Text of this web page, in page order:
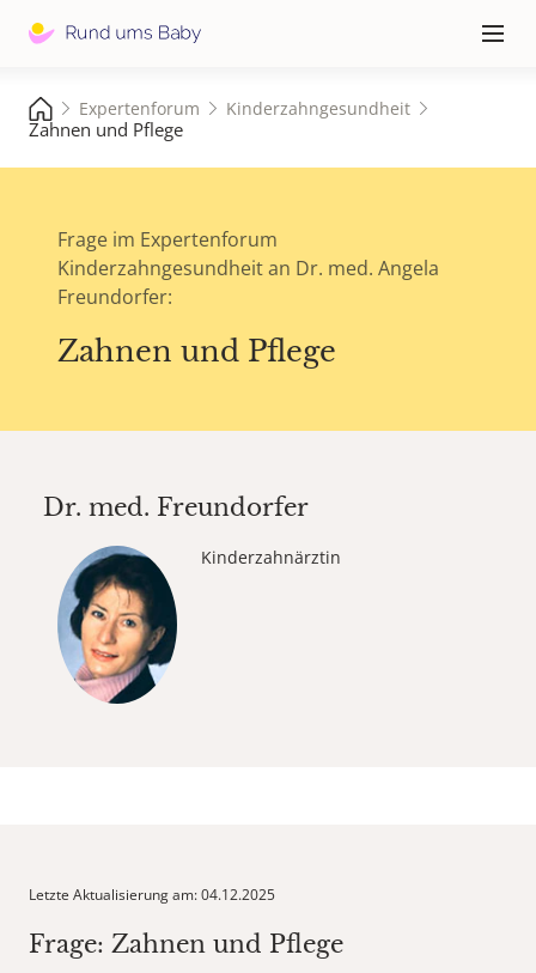
≡
Expertenforum Kinderzahngesundheit
Zahnen und Pflege
Frage im Expertenforum
Kinderzahngesundheit an Dr. med. Angela
Freundorfer:
Zahnen und Pflege
Dr. med. Freundorfer
Kinderzahnärztin
Letzte Aktualisierung am: 04.12.2025
Frage: Zahnen und Pflege